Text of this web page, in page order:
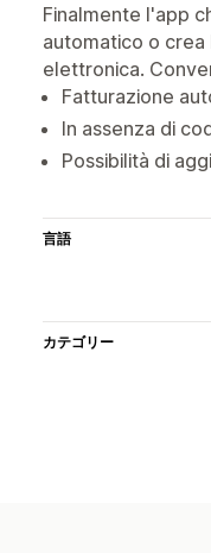
Finalmente l'app
automatico o
elettronica.
Fatturazione
In assenza di
Possibilità di
言語
カテゴリー